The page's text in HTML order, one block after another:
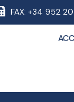
FAX: +34 952